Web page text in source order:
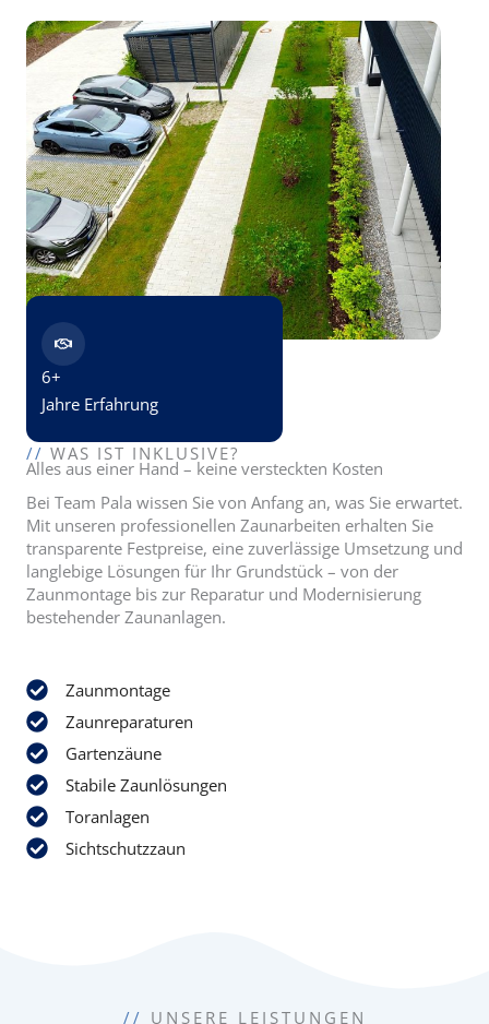
6+
Jahre Erfahrung
// WAS IST INKLUSIVE?
Alles aus einer Hand – keine versteckten Kosten
Bei Team Pala wissen Sie von Anfang an, was Sie erwartet.
Mit unseren professionellen Zaunarbeiten erhalten Sie
transparente Festpreise, eine zuverlässige Umsetzung und
langlebige Lösungen für Ihr Grundstück – von der
Zaunmontage bis zur Reparatur und Modernisierung
bestehender Zaunanlagen.
Zaunmontage
Zaunreparaturen
Gartenzäune
Stabile Zaunlösungen
Toranlagen
Sichtschutzzaun
// UNSERE LEISTUNGEN